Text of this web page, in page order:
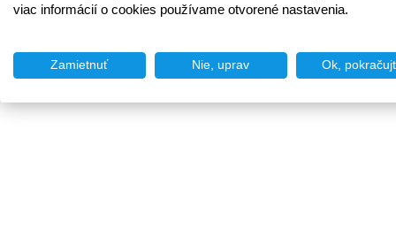
viac informácií o cookies používame otvorené nastavenia.
Zamietnuť Nie, uprav Ok,